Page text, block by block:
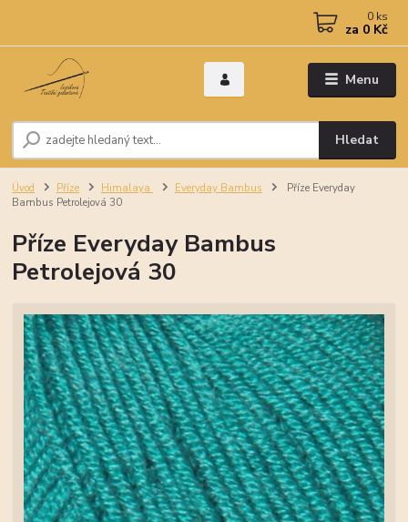
Menu
Hledat
0 ks
za 0 Kč
Úvod Příze Himalaya Everyday Bambus
Příze Everyday
Bambus Petrolejová 30
Příze Everyday Bambus
Petrolejová 30